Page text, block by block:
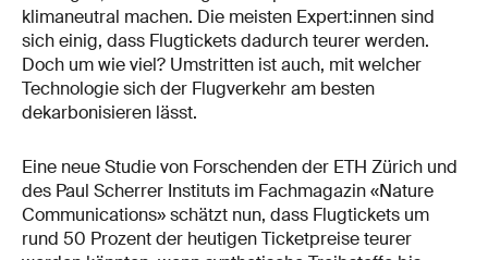
klimaneutral machen. Die meisten Expert:innen sind
sich einig, dass Flugtickets dadurch teurer werden.
Doch um wie viel? Umstritten ist auch, mit welcher
Technologie sich der Flugverkehr am besten
dekarbonisieren lässt.
Eine neue Studie von Forschenden der ETH Zürich und
des Paul Scherrer Instituts im Fachmagazin «Nature
Communications» schätzt nun, dass Flugtickets um
rund 50 Prozent der heutigen Ticketpreise teurer